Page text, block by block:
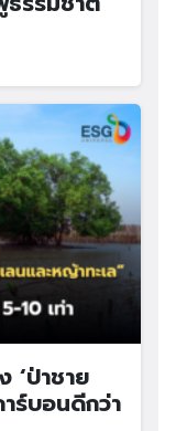
‘ป่าชาย
ร์บอนดีกว่า